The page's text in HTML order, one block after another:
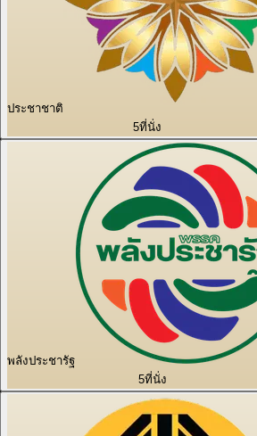
ประชาชาติ
5ที่นั่ง
พลังประชารัฐ
5ที่นั่ง